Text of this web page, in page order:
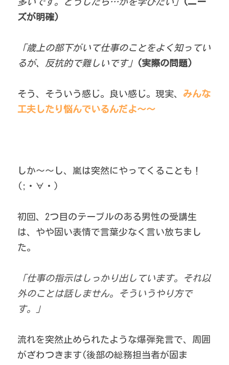
ズが明確)
「歳上の部下がいて仕事のことをよく知ってい
るが、反抗的で難しいです」
(実際の問題)
そう、そういう感じ。良い感じ。現実、 みんな
工夫したり悩んでいるんだよ～～
しか～～し、嵐は突然にやってくることも！
(;・∀・)
初回、2つ目のテーブルのある男性の受講生
は、やや固い表情で言葉少なく言い放ちまし
た。
「仕事の指示はしっかり出しています。それ以
外のことは話しません。そういうやり方で
す。」
流れを突然止められたような爆弾発言で、周囲
がざわつきます(後部の総務担当者が固ま